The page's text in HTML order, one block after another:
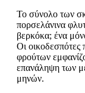
Το σύνολο των
πορσελάνινα
βερκόκα; ένα
Οι οικοδεσπότες
φρούτων
επανάληψη των
μηνών.